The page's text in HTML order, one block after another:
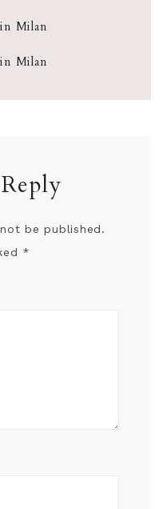
Milan
Milan
be published.
*